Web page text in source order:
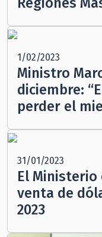
1/02/2023
Ministro
diciembre:
perder el
31/01/2023
El Ministerio
venta de
2023